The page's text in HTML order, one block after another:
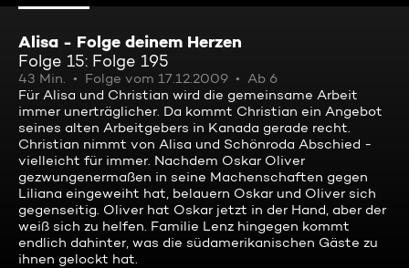
Alisa - Folge deinem Herzen
Folge 15: Folge 195
43 Min. Folge vom 17.12.2009
Ab 6
Für Alisa und Christian wird die gemeinsame Arbeit
immer unerträglicher. Da kommt Christian ein Angebot
seines alten Arbeitgebers in Kanada gerade recht.
Christian nimmt von Alisa und Schönroda Abschied -
vielleicht für immer. Nachdem Oskar Oliver
gezwungenermaßen in seine Machenschaften gegen
Liliana eingeweiht hat, belauern Oskar und Oliver sich
gegenseitig. Oliver hat Oskar jetzt in der Hand, aber der
weiß sich zu helfen. Familie Lenz hingegen kommt
endlich dahinter, was die südamerikanischen Gäste zu
ihnen gelockt hat.